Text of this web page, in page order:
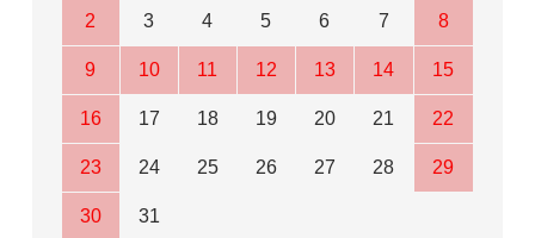
2 3 4 5 6 7 8
9 10 11 12 13 14 15
16 17 18 19 20 21 22
23 24 25 26 27 28 29
30 31